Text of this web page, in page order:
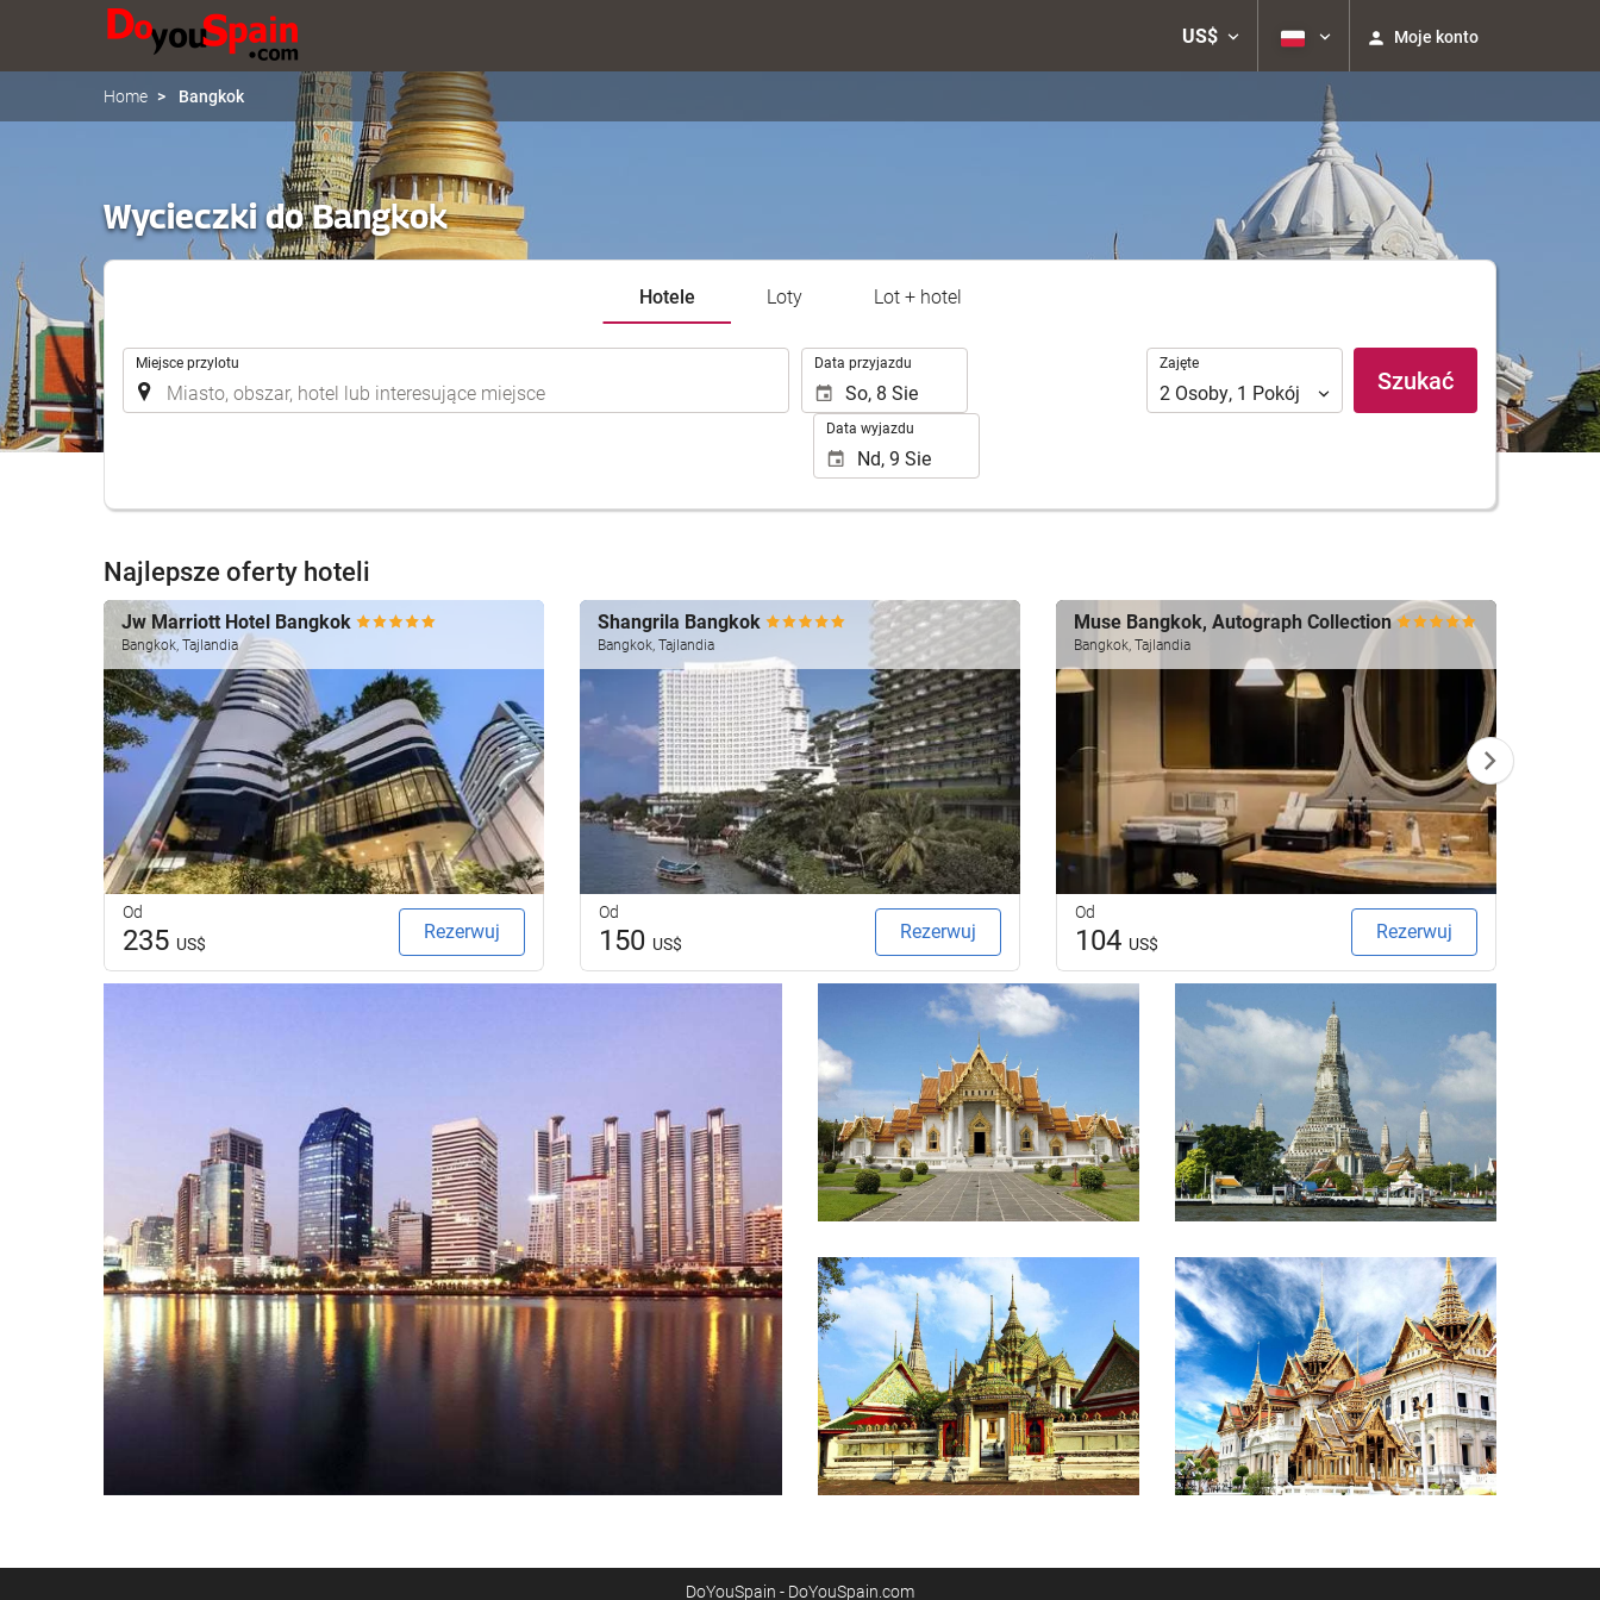
US$ Moje konto
Home Bangkok
Wycieczki do Bangkok
Hotele Loty Lot + hotel
Miejsce przylotu Data przyjazdu
Data wyjazdu
Zajęte
Zajęte
2 Osoby, 1 Pokój Szukać
Najlepsze oferty hoteli
Jw Marriott Hotel Bangkok
Bangkok, Tajlandia
Od
235 US$
Rezerwuj
Shangrila Bangkok
Bangkok, Tajlandia
Od
150 US$
Rezerwuj
Muse Bangkok, Autograph Collection
Bangkok, Tajlandia
Od
104 US$
Rezerwuj
DoYouSpain - DoYouSpain.com